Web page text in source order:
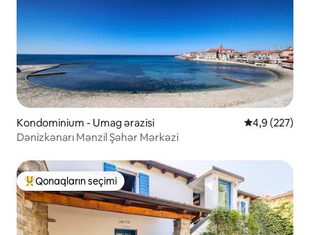
Kondominium - Umag ərazisi Ortalama
4,9 (227)
Dənizkənarı Mənzil Şəhər Mərkəzi
Populyar "Qonaqların seçimi"
Qonaqların seçimi